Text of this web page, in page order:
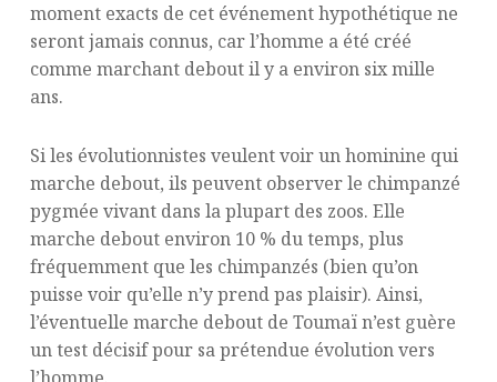
moment exacts de cet événement hypothétique ne
seront jamais connus, car l’homme a été créé
comme marchant debout il y a environ six mille
ans.
Si les évolutionnistes veulent voir un hominine qui
marche debout, ils peuvent observer le chimpanzé
pygmée vivant dans la plupart des zoos. Elle
marche debout environ 10 % du temps, plus
fréquemment que les chimpanzés (bien qu’on
puisse voir qu’elle n’y prend pas plaisir). Ainsi,
l’éventuelle marche debout de Toumaï n’est guère
un test décisif pour sa prétendue évolution vers